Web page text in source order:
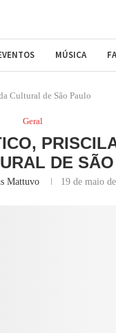
MÚSICA
Cultural de São Paulo
Geral
DE
Mattuvo 19 de maio